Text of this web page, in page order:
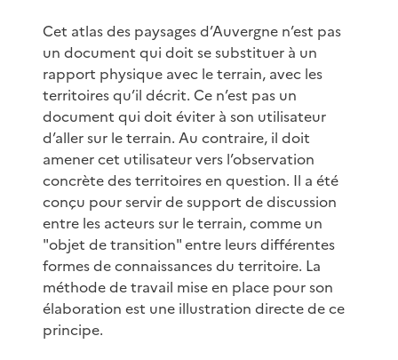
Cet atlas des paysages d’Auvergne n’est pas
un document qui doit se substituer à un
rapport physique avec le terrain, avec les
territoires qu’il décrit. Ce n’est pas un
document qui doit éviter à son utilisateur
d’aller sur le terrain. Au contraire, il doit
amener cet utilisateur vers l’observation
concrète des territoires en question. Il a été
conçu pour servir de support de discussion
entre les acteurs sur le terrain, comme un
"objet de transition" entre leurs différentes
formes de connaissances du territoire. La
méthode de travail mise en place pour son
élaboration est une illustration directe de ce
principe.